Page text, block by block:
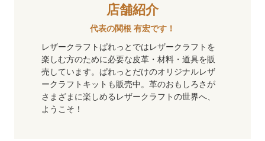
店舗紹介
代表の関根 有宏です！
レザークラフトぱれっとではレザークラフトを
楽しむ方のために必要な皮革・材料・道具を販
売しています。ぱれっとだけのオリジナルレザ
ークラフトキットも販売中。革のおもしろさが
さまざまに楽しめるレザークラフトの世界へ、
ようこそ！